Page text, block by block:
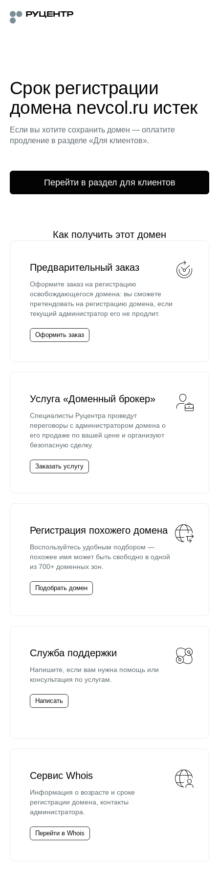
Срок регистрации
домена nevcol.ru истек
Если вы хотите сохранить домен — оплатите
продление в разделе «Для клиентов».
Перейти в раздел для клиентов
Как получить этот домен
Предварительный заказ
Оформите заказ на регистрацию
освобождающегося домена: вы сможете
претендовать на регистрацию домена, если
текущий администратор его не продлит.
Оформить заказ
Услуга «Доменный брокер»
Специалисты Руцентра проведут
переговоры с администратором домена о
его продаже по вашей цене и организуют
безопасную сделку.
Заказать услугу
Регистрация похожего домена
Воспользуйтесь удобным подбором —
похожее имя может быть свободно в одной
из 700+ доменных зон.
Подобрать домен
Служба поддержки
Напишите, если вам нужна помощь или
консультация по услугам.
Написать
Сервис Whois
Информация о возрасте и сроке
регистрации домена, контакты
администратора.
Перейти в Whois